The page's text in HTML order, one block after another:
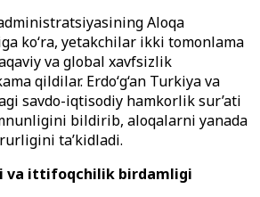
Aloqa
ko‘ra, yetakchilar ikki tomonlama
va global xavfsizlik
qildilar. Erdo‘g‘an Turkiya va
savdo-iqtisodiy hamkorlik sur’ati
bildirib, aloqalarni yanada
ta’kidladi.
va ittifoqchilik birdamligi